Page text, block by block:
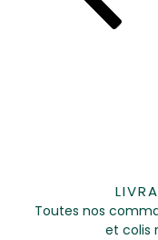
Toutes nos
et colis